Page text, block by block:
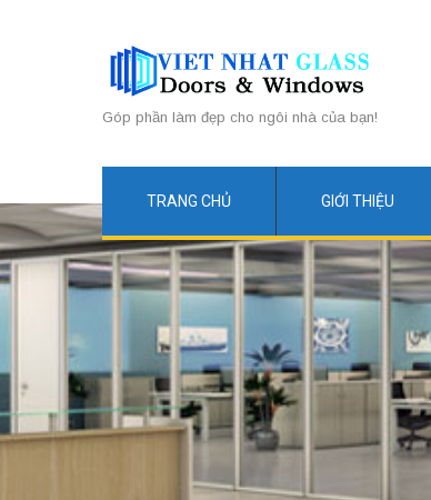
Góp phần làm đẹp cho ngôi nhà của bạn!
TRANG CHỦ GIỚI THIỆU